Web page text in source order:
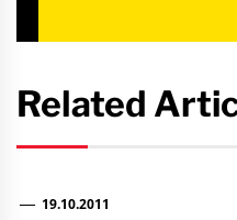
Related
19.10.2011